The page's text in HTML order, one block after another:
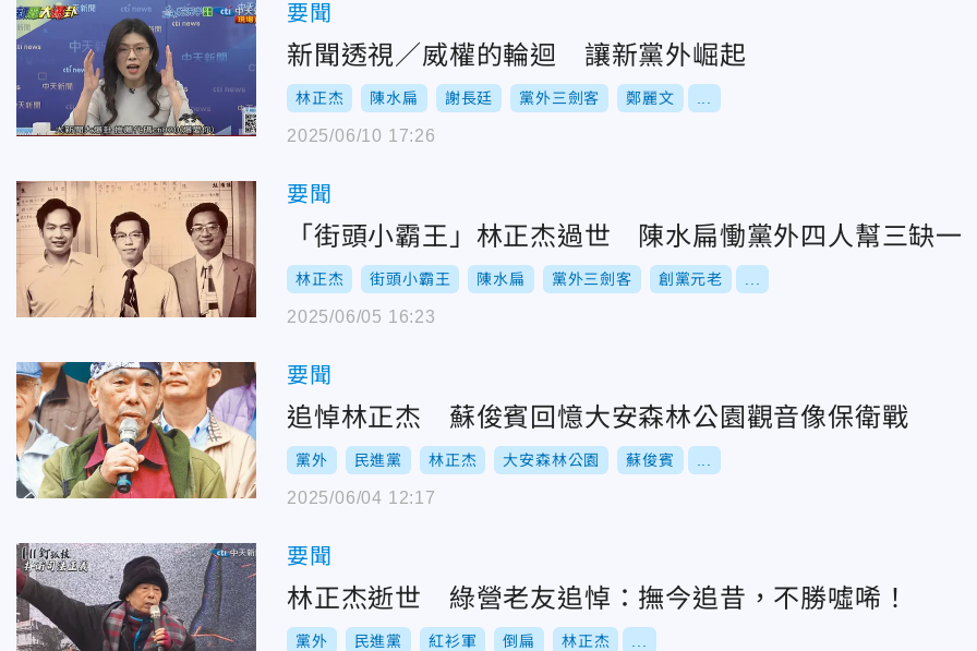
要聞
新聞透視／威權的輪迴 讓新黨外崛起
林正杰 陳水扁 謝長廷 黨外三劍客 鄭麗文
2025/06/10 17:26
要聞
「街頭小霸王」林正杰過世 陳水扁慟黨外四人幫三缺一
林正杰 街頭小霸王 陳水扁 黨外三劍客 創黨元老
2025/06/05 16:23
要聞
追悼林正杰 蘇俊賓回憶大安森林公園觀音像保衛戰
黨外 民進黨 林正杰 大安森林公園 蘇俊賓
2025/06/04 12:17
要聞
林正杰逝世 綠營老友追悼：撫今追昔，不勝噓唏！
黨外 民進黨 紅衫軍 倒扁 林正杰